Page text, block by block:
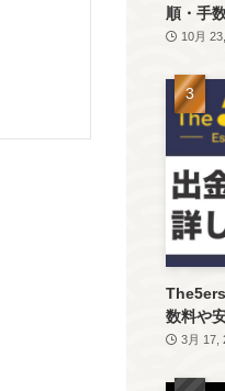
順・手
10月
数料や
3月 17,